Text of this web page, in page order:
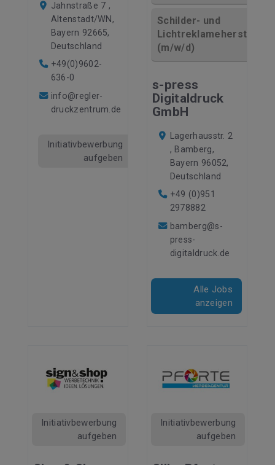
Jahnstraße 7 ,
Altenstadt/WN,
Bayern 92665,
Deutschland
+49(0)9602-
636-0
info@regler-
druckzentrum.de
Initiativbewerbung
aufgeben
Schilder- und
Lichtreklamehersteller
(m/w/d)
s-press
Digitaldruck
GmbH
Lagerhausstr. 2
, Bamberg,
Bayern 96052,
Deutschland
+49 (0)951
2978882
bamberg@s-
press-
digitaldruck.de
Alle Jobs
anzeigen
Initiativbewerbung
aufgeben
Initiativbewerbung
aufgeben